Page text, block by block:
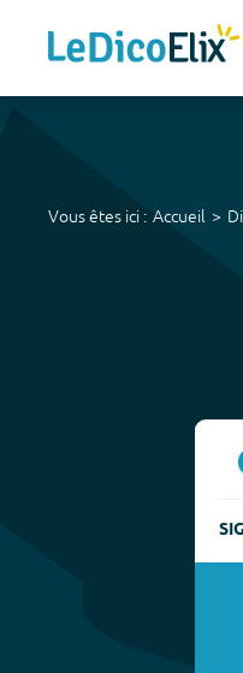
Vous êtes ici : Accueil